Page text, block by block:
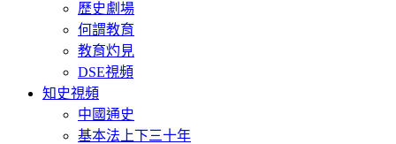
歷史劇場
何謂教育
教育灼見
DSE視頻
知史視頻
中國通史
基本法上下三十年